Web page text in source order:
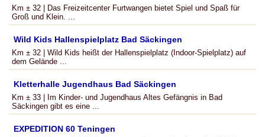
Km ± 32 | Das Freizeitcenter Furtwangen bietet Spiel und Spaß für
Groß und Klein. ...
Wild Kids Hallenspielplatz Bad Säckingen
Km ± 32 | Wild Kids heißt der Hallenspielplatz (Indoor-Spielplatz) auf
dem Gelände ...
Kletterhalle Jugendhaus Bad Säckingen
Km ± 33 | Im Kinder- und Jugendhaus Altes Gefängnis in Bad
Säckingen gibt es eine ...
EXPEDITION 60 Teningen